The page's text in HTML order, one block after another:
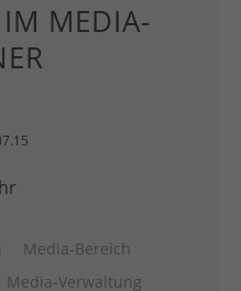
MEDIA-
Media-Bereich
Media-Verwaltung